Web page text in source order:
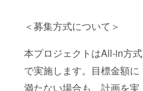
＜募集方式について＞
本プロジェクトはAll-in方式
で実施します。目標金額に
満たない場合も、計画を実